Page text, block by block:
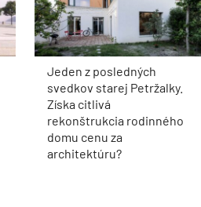
Jeden z posledných
svedkov starej Petržalky.
Získa citlivá
rekonštrukcia rodinného
domu cenu za
architektúru?